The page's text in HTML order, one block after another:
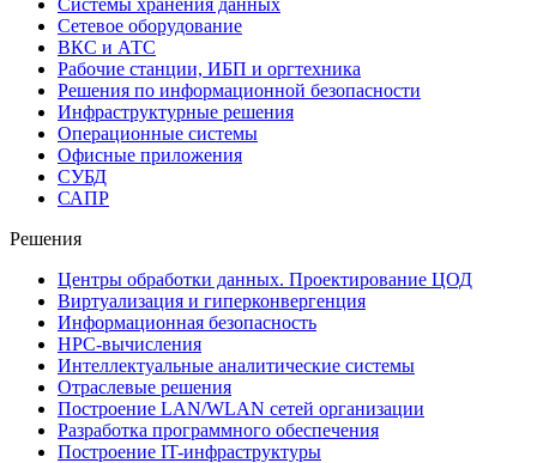
Сетевое оборудование
ВКС и АТС
Рабочие станции, ИБП и оргтехника
Решения по информационной безопасности
Инфраструктурные решения
Операционные системы
Офисные приложения
СУБД
САПР
Решения
Центры обработки данных. Проектирование ЦОД
Виртуализация и гиперконвергенция
Информационная безопасность
HPC-вычисления
Интеллектуальные аналитические системы
Отраслевые решения
Построение LAN/WLAN сетей организации
Разработка программного обеспечения
Построение IT-инфраструктуры